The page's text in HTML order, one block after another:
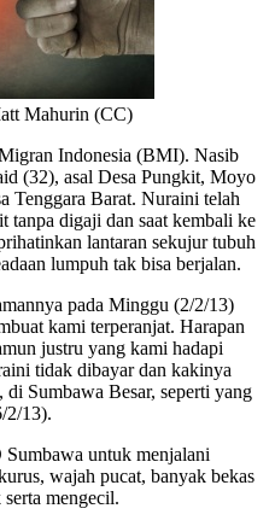
Mahurin (CC)
Indonesia (BMI). Nasib
(32), asal Desa Pungkit, Moyo
Tenggara Barat. Nuraini telah
tanpa digaji dan saat kembali ke
lantaran sekujur tubuh
lumpuh tak bisa berjalan.
pada Minggu (2/2/13)
kami terperanjat. Harapan
justru yang kami hadapi
tidak dibayar dan kakinya
Sumbawa Besar, seperti yang
2/13).
untuk menjalani
wajah pucat, banyak bekas
mengecil.